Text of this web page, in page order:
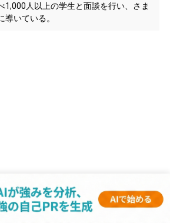
1,000人以上の学生と面談を行い、さま
導いている。